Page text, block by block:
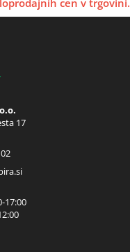
cen v trgovini.
17
17:00